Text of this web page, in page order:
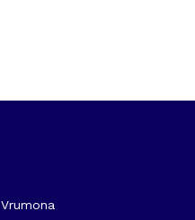
Vrumona